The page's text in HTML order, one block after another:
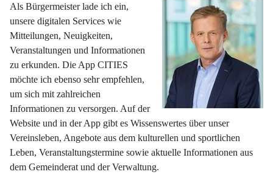
Als Bürgermeister lade ich ein,
unsere digitalen Services wie
Mitteilungen, Neuigkeiten,
Veranstaltungen und Informationen
zu erkunden. Die App CITIES
möchte ich ebenso sehr empfehlen,
um sich mit zahlreichen
Informationen zu versorgen. Auf der
Website und in der App gibt es Wissenswertes über unser
Vereinsleben, Angebote aus dem kulturellen und sportlichen
Leben, Veranstaltungstermine sowie aktuelle Informationen aus
dem Gemeinderat und der Verwaltung.